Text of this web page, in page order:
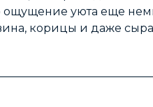
ощущение уюта еще
корицы и даже